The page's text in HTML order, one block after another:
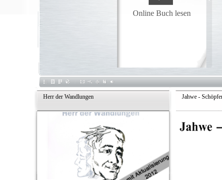
Online Buch lesen
Herr der Wandlungen Jahwe -